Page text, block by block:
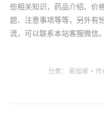
些相关知识，药品介绍、价
题、注意事项等等，另外有
流，可以联系本站客服微信。
分类： 新加坡 作